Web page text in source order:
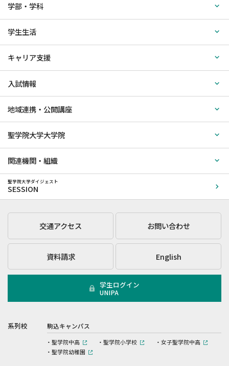
学部・学科
学生生活
キャリア支援
入試情報
地域連携・公開講座
聖学院大学大学院
関連機関・組織
聖学院大学ダイジェスト
SESSION
交通アクセス お問い合わせ
資料請求 English
系列校 駒込キャンパス
聖学院中高 聖学院小学校
女子聖学院中高
聖学院幼稚園
学生ログイン
UNIPA